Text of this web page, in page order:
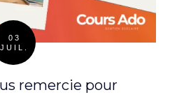
03
JUIL.
remercie pour